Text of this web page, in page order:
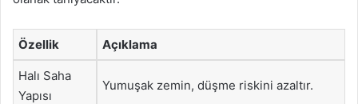
Özellik Açıklama
Halı Saha
Yapısı
Yumuşak zemin, düşme riskini azaltır.